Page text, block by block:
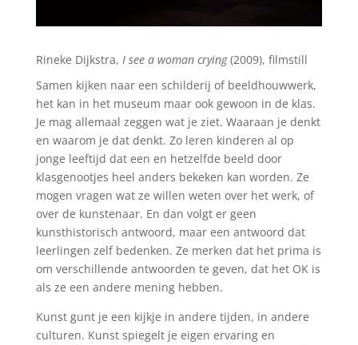
Rineke Dijkstra, I see a woman crying(2009), filmstill
Samen kijken naar een schilderij of beeldhouwwerk,
het kan in het museum maar ook gewoon in de klas.
Je mag allemaal zeggen wat je ziet. Waaraan je denkt
en waarom je dat denkt. Zo leren kinderen al op
jonge leeftijd dat een en hetzelfde beeld door
klasgenootjes heel anders bekeken kan worden. Ze
mogen vragen wat ze willen weten over het werk, of
over de kunstenaar. En dan volgt er geen
kunsthistorisch antwoord, maar een antwoord dat
leerlingen zelf bedenken. Ze merken dat het prima is
om verschillende antwoorden te geven, dat het OK is
als ze een andere mening hebben.
Kunst gunt je een kijkje in andere tijden, in andere
culturen. Kunst spiegelt je eigen ervaring en